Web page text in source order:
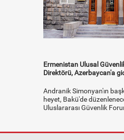
Ermenistan Ulusal
Direktörü, Azerbaycan'a
Andranik Simonyan'ın
heyet, Bakü'de
Uluslararası Güvenlik